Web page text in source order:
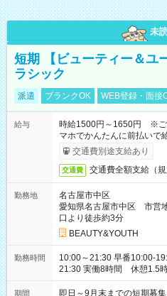
未
短期 【ビューティー＆ユ
ラシック
派遣 ブランクOK WEB登録・面接
給与
時給1500円～1650円 ※ご
マホでかんたんに前払いで
あり）交通費別途支給あり
交通費 交通費全額支給（規
勤務地
名古屋市中区
愛知県名古屋市中区 市営
口より徒歩約3分
BEAUTY&YOUTH
勤務時間
10:00～21:30 早番10:00-19:30 中番11:00-20:30 遅番12:00-
21:30 実働8時間 休憩1.5
期間 即日～9月末までの短期募